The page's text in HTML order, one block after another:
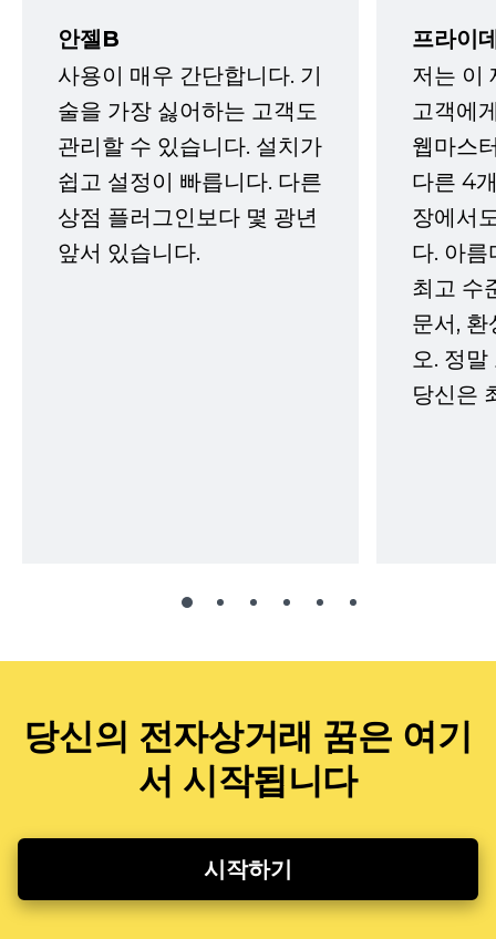
안젤B
사용이 매우 간단합니다. 기
술을 가장 싫어하는 고객도
관리할 수 있습니다. 설치가
쉽고 설정이 빠릅니다. 다른
상점 플러그인보다 몇 광년
앞서 있습니다.
프라이
저는 이
고객에
웹마스
다른 4
장에서
다. 아름
최고 수
문서,
오. 정
당신은
당신의 전자상거래 꿈은 여기
서 시작됩니다
시작하기